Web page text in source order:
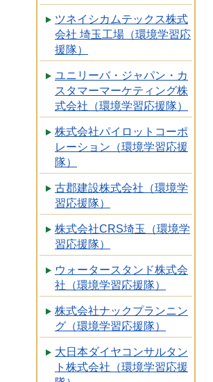
ツネイシカムテックス株式
会社 埼玉工場（環境学習応
援隊）
ユニリーバ・ジャパン・カ
スタマーマーケティング株
式会社（環境学習応援隊）
株式会社パイロットコーポ
レーション（環境学習応援
隊）
古郡建設株式会社（環境学
習応援隊）
株式会社CRS埼玉（環境学
習応援隊）
ウォータースタンド株式会
社（環境学習応援隊）
株式会社ナックプランニン
グ（環境学習応援隊）
大日本ダイヤコンサルタン
ト株式会社（環境学習応援